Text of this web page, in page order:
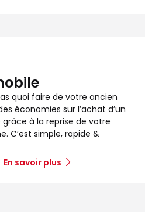
quoi faire de votre ancien
économies sur l’achat d’un
à la reprise de votre
C’est simple, rapide &
En savoir plus